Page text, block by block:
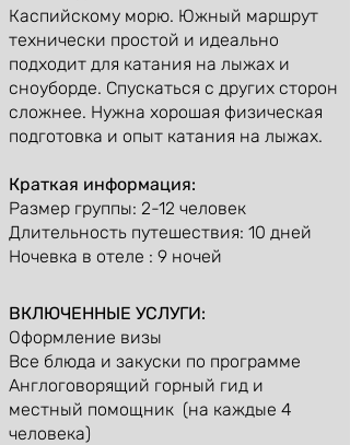
Каспийскому морю. Южный маршрут
технически простой и идеально
подходит для катания на лыжах и
сноуборде. Спускаться с других сторон
сложнее. Нужна хорошая физическая
подготовка и опыт катания на лыжах.
Краткая информация:
Размер группы: 2-12 человек
Длительность путешествия: 10 дней
Ночевка в отеле : 9 ночей
ВКЛЮЧЕННЫЕ УСЛУГИ:
Оформление визы
Все блюда и закуски по программе
Англоговорящий горный гид и
местный помощник (на каждые 4
человека)